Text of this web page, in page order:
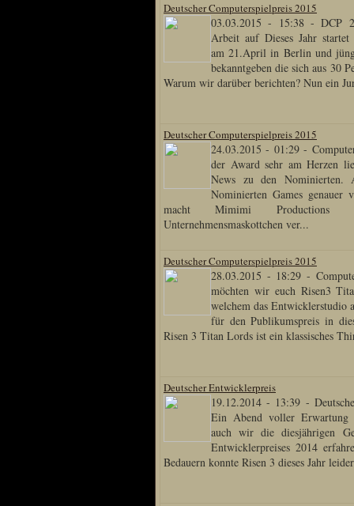
Deutscher Computerspielpreis 2015
03.03.2015 - 15:38-DCP
Arbeit auf Dieses Jahr startet
am 21.April in Berlin und
bekanntgeben die sich aus 30
Warum wir darüber berichten? Nun ein
Deutscher Computerspielpreis 2015
24.03.2015 - 01:29-
der Award sehr am Herzen
News zu den Nominierten.
Nominierten Games genauer
macht Mimimi
Unternehmensmaskottchen ver...
Deutscher Computerspielpreis 2015
28.03.2015 - 18:29 -
möchten wir euch Risen3
welchem das Entwicklerstudio
für den Publikumspreis in
Risen 3 Titan Lords ist ein klassisches
Deutscher Entwicklerpreis
19.12.2014 - 13:39 -
Ein Abend voller
auch wir die diesjährigen
Entwicklerpreises 2014
Bedauern konnte Risen 3 dieses Jahr